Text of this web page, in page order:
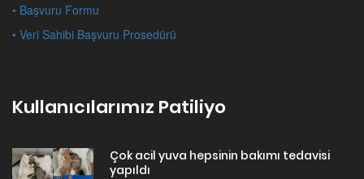
• Başvuru Formu
• Veri Sahibi Başvuru Prosedürü
Kullanıcılarımız Patiliyo
Çok acil yuva hepsinin bakımı tedavisi
yapıldı